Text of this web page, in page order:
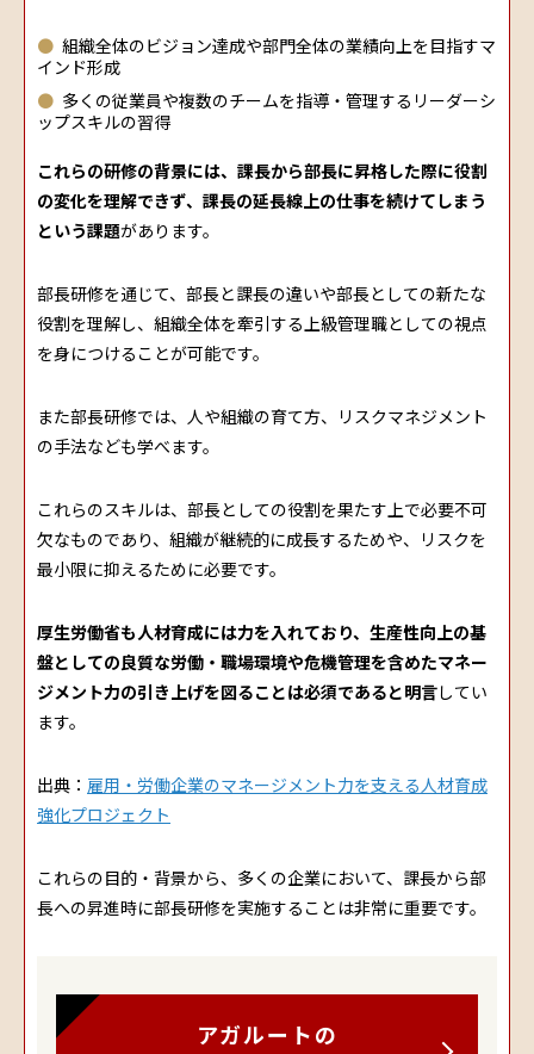
組織全体のビジョン達成や部門全体の業績向上を目指すマ
インド形成
多くの従業員や複数のチームを指導・管理するリーダーシ
ップスキルの習得
これらの研修の背景には、課長から部長に昇格した際に役割
の変化を理解できず、課長の延長線上の仕事を続けてしまう
という課題があります。
部長研修を通じて、部長と課長の違いや部長としての新たな
役割を理解し、組織全体を牽引する上級管理職としての視点
を身につけることが可能です。
また部長研修では、人や組織の育て方、リスクマネジメント
の手法なども学べます。
これらのスキルは、部長としての役割を果たす上で必要不可
欠なものであり、組織が継続的に成長するためや、リスクを
最小限に抑えるために必要です。
厚生労働省も人材育成には力を入れており、生産性向上の基
盤としての良質な労働・職場環境や危機管理を含めたマネー
ジメント力の引き上げを図ることは必須であると明言してい
ます。
出典： 雇用・労働企業のマネージメント力を支える人材育成
強化プロジェクト
これらの目的・背景から、多くの企業において、課長から部
長への昇進時に部長研修を実施することは非常に重要です。
アガルートの